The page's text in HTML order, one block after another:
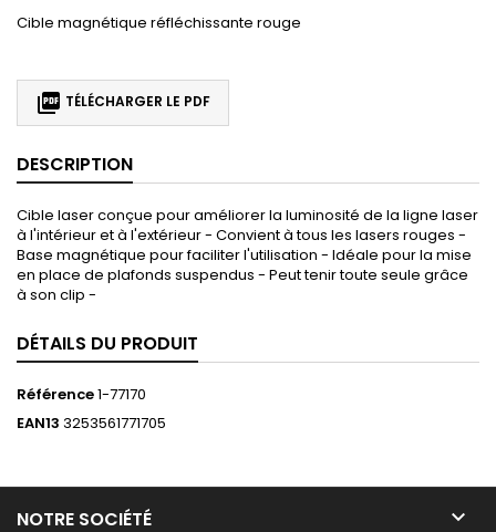
Cible magnétique réfléchissante rouge
 TÉLÉCHARGER LE PDF
DESCRIPTION
Cible laser conçue pour améliorer la luminosité de la ligne laser
à l'intérieur et à l'extérieur - Convient à tous les lasers rouges -
Base magnétique pour faciliter l'utilisation - Idéale pour la mise
en place de plafonds suspendus - Peut tenir toute seule grâce
à son clip -
DÉTAILS DU PRODUIT
Référence1-77170
EAN13 3253561771705
NOTRE SOCIÉTÉ 